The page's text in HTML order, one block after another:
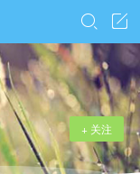


+ 关注